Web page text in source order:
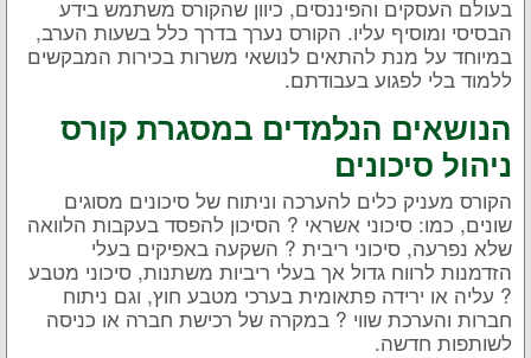
בעולם העסקים והפיננסים, כיוון שהקורס משתמש בידע
הבסיסי ומוסיף עליו. הקורס נערך בדרך כלל בשעות הערב,
במיוחד על מנת להתאים לנושאי משרות בכירות המבקשים
ללמוד בלי לפגוע בעבודתם.
הנושאים הנלמדים במסגרת קורס
ניהול סיכונים
הקורס מעניק כלים להערכה וניתוח של סיכונים מסוגים
שונים, כמו: סיכוני אשראי ? הסיכון להפסד בעקבות הלוואה
שלא נפרעה, סיכוני ריבית ? השקעה באפיקים בעלי
הזדמנות לרווח גדול אך בעלי ריביות משתנות, סיכוני מטבע
? עליה או ירידה פתאומית בערכי מטבע חוץ, וגם ניתוח
חברות והערכת שווי ? במקרה של רכישת חברה או כניסה
לשותפות חדשה.